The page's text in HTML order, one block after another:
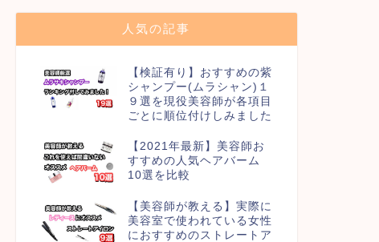
人気の記事
【検証有り】おすすめの紫
シャンプー(ムラシャン)１
９選を現役美容師が各項目
ごとに順位付けしみました
【2021年最新】美容師お
すすめの人気ヘアバーム
10選を比較
【美容師が教える】実際に
美容室で使われている女性
におすすめのストレートア